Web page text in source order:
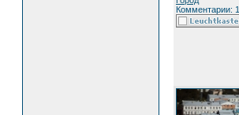
Комментарии: 1